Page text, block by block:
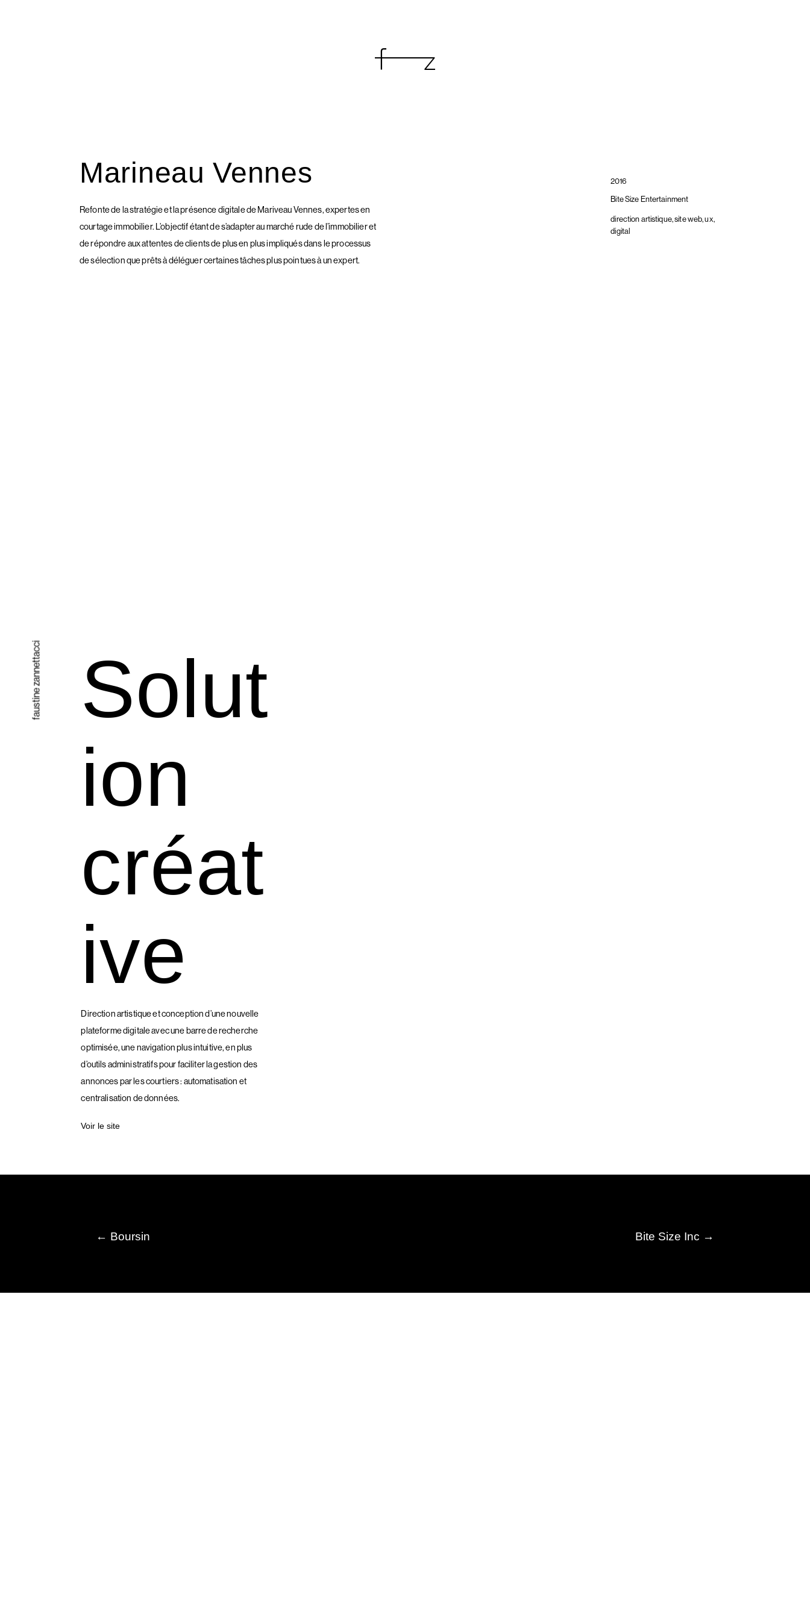
faustine zannettacci
Marineau Vennes
Refonte de la stratégie et la présence digitale de Mariveau Vennes, expertes en
courtage immobilier. L’objectif étant de s’adapter au marché rude de l’immobilier et
de répondre aux attentes de clients de plus en plus impliqués dans le processus
de sélection que prêts à déléguer certaines tâches plus pointues à un expert.
2016
Bite Size Entertainment
direction artistique, site web, ux,
digital
Solut
ion
créat
ive
Direction artistique et conception d’une nouvelle
plateforme digitale avec une barre de recherche
optimisée, une navigation plus intuitive, en plus
d’outils administratifs pour faciliter la gestion des
annonces par les courtiers : automatisation et
centralisation de données.
Voir le site
← Boursin Bite Size Inc →